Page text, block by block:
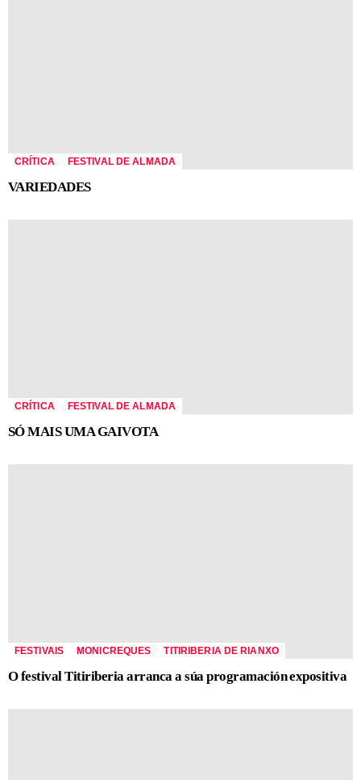
CRÍTICA FESTIVAL DE ALMADA
VARIEDADES
CRÍTICA FESTIVAL DE ALMADA
SÓ MAIS UMA GAIVOTA
FESTIVAIS MONICREQUES TITIRIBERIA DE RIANXO
O festival Titiriberia arranca a súa programación expositiva